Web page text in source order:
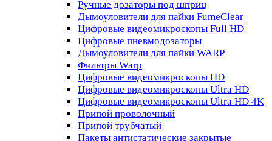
Ручные дозаторы под шприц
Дымоуловители для пайки FumeClear
Цифровые видеомикроскопы Full HD
Цифровые пневмодозаторы
Дымоуловители для пайки WARP
Фильтры Warp
Цифровые видеомикроскопы HD
Цифровые видеомикроскопы Ultra HD
Цифровые видеомикроскопы Ultra HD 4K
Припой проволочный
Припой трубчатый
Пакеты антистатические закрытые